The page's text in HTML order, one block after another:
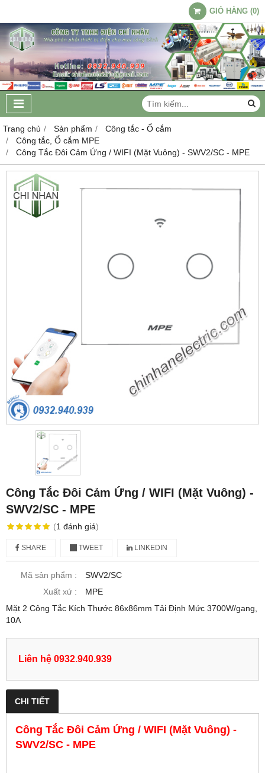
GIỎ HÀNG (0)
Trang chủ Sản phẩm
Công tắc - Ổ cắm
Công tắc, Ổ cắm MPE
Công Tắc Đôi Cảm Ứng / WIFI (Mặt Vuông) - SWV2/SC - MPE
Công Tắc Đôi Cảm Ứng / WIFI (Mặt Vuông) -
SWV2/SC - MPE
(1 đánh giá)
SHARE TWEET LINKEDIN
Mã sản phẩm :
SWV2/SC
Xuất xứ :
MPE
Mặt 2 Công Tắc Kích Thước 86x86mm Tải Định Mức 3700W/gang,
10A
Liên hệ 0932.940.939
CHI TIẾT
Công Tắc Đôi Cảm Ứng / WIFI (Mặt Vuông) -
SWV2/SC - MPE